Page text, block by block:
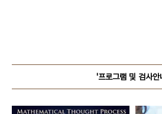
'프로그램 및 검사안